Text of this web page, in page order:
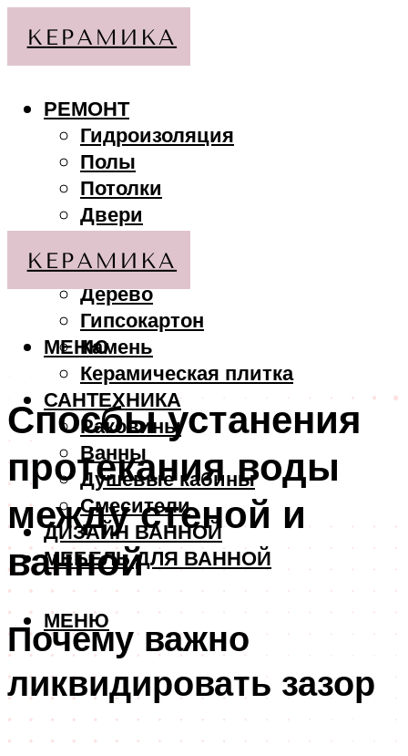
РЕМОНТ
Гидроизоляция
Полы
Потолки
Двери
МАТЕРИАЛЫ
Дерево
Гипсокартон
Камень
Керамическая плитка
САНТЕХНИКА
Раковины
Ванны
Душевые кабины
Смесители
ДИЗАЙН ВАННОЙ
МЕБЕЛЬ ДЛЯ ВАННОЙ
МЕНЮ
МЕНЮ
Спосбы устанения
протекания воды
между стеной и
ванной
Почему важно
ликвидировать зазор